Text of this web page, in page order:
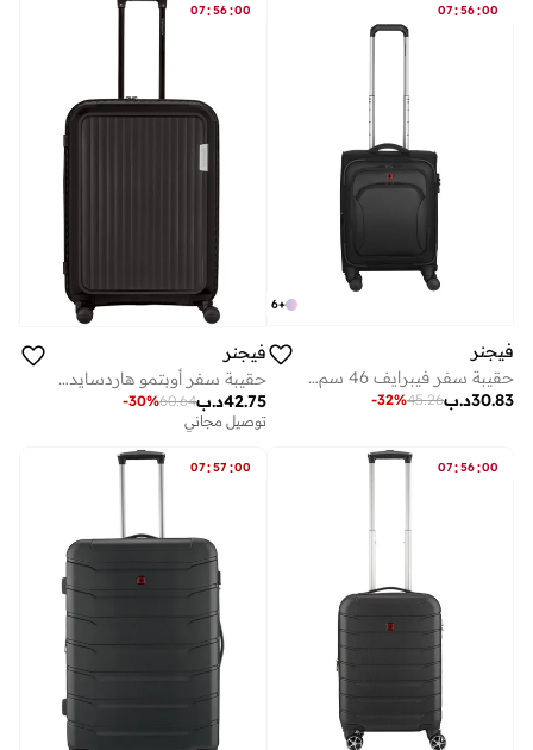
07:56:00
+
6
فيجنر
حقيبة سفر فيبرايف 46 سم سوفت كيس بعجلات مزدوجة قابلة للتوسيع أسود
د.ب30.83
45.26
-32%
07:56:00
فيجنر
حقيبة سفر أوبتمو هاردسايد قابلة للتوسيع 70 سم أسود - 653313
د.ب42.75
60.64
-30%
توصيل مجاني
07:56:00
07:57 :00